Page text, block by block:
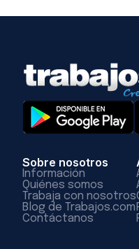
Sobre nosotros
Información
Quiénes somos
Trabaja con nosotros
Blog de Trabajos.com
Contáctanos